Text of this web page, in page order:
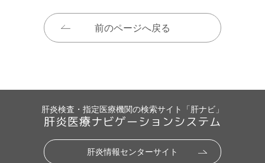
前のページへ戻る
肝炎検査・指定医療機関の検索サイト「肝ナビ」
肝炎医療ナビゲーションシステム
肝炎情報センターサイト